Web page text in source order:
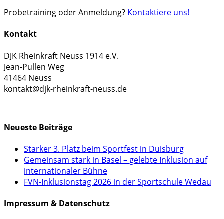
Probetraining oder Anmeldung? Kontaktiere uns!
Kontakt
DJK Rheinkraft Neuss 1914 e.V.
Jean-Pullen Weg
41464 Neuss
kontakt@djk-rheinkraft-neuss.de
Neueste Beiträge
Starker 3. Platz beim Sportfest in Duisburg
Gemeinsam stark in Basel – gelebte Inklusion auf
internationaler Bühne
FVN-Inklusionstag 2026 in der Sportschule Wedau
Impressum & Datenschutz